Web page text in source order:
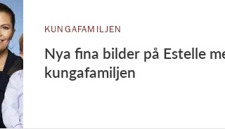
KUNGAFAMILJEN
Nya fina bilder på Estelle
kungafamiljen